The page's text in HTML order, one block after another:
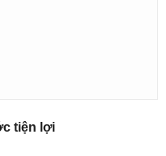
tiện lợi